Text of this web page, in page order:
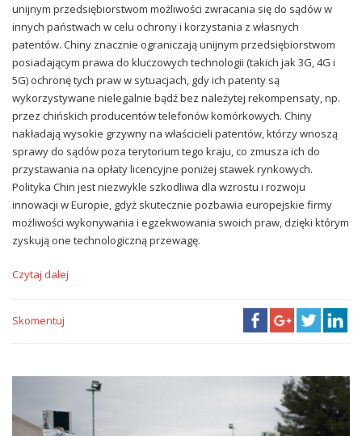
unijnym przedsiębiorstwom możliwości zwracania się do sądów w
innych państwach w celu ochrony i korzystania z własnych
patentów. Chiny znacznie ograniczają unijnym przedsiębiorstwom
posiadającym prawa do kluczowych technologii (takich jak 3G, 4G i
5G) ochronę tych praw w sytuacjach, gdy ich patenty są
wykorzystywane nielegalnie bądź bez należytej rekompensaty, np.
przez chińskich producentów telefonów komórkowych. Chiny
nakładają wysokie grzywny na właścicieli patentów, którzy wnoszą
sprawy do sądów poza terytorium tego kraju, co zmusza ich do
przystawania na opłaty licencyjne poniżej stawek rynkowych.
Polityka Chin jest niezwykle szkodliwa dla wzrostu i rozwoju
innowacji w Europie, gdyż skutecznie pozbawia europejskie firmy
możliwości wykonywania i egzekwowania swoich praw, dzięki którym
zyskują one technologiczną przewagę.
Czytaj dalej
Skomentuj